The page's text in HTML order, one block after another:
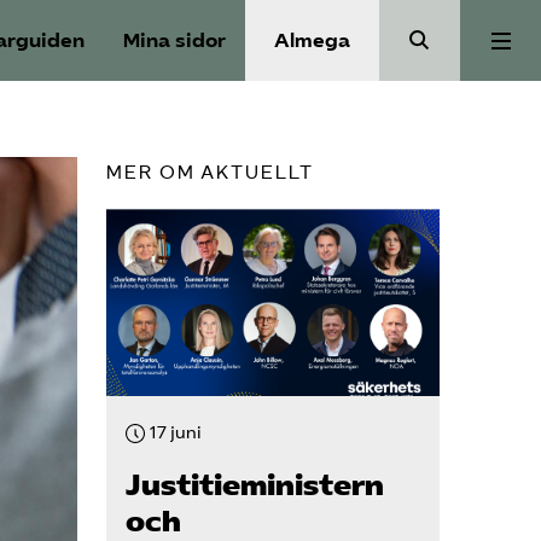
Mina sidor Almega
Om Säkerhets­företagen
Våra frågor
Kontakt
MER OM AKTUELLT
17 juni
Justitie­ministern
och